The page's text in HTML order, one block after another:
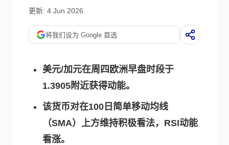
更新: 4 Jun 2026
将我们设为 Google 首选
美元/加元在周四欧洲早盘时段于
1.3905附近获得动能。
该货币对在100日简单移动均线
（SMA）上方维持积极看法，RSI动能
看涨。